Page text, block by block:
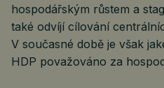
hospodářským růstem a
také odvíjí cílování
V současné době je však
HDP považováno za